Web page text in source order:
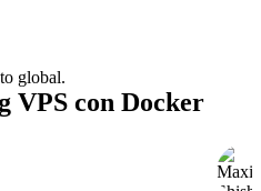
VPS con Docker